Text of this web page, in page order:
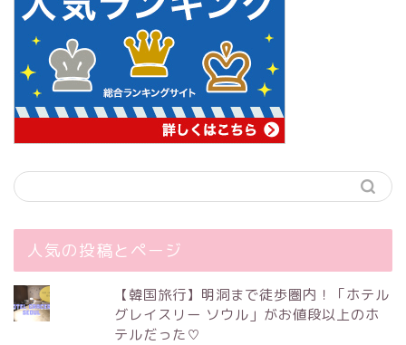
人気の投稿とページ
【韓国旅行】明洞まで徒歩圏内！「ホテル
グレイスリー ソウル」がお値段以上のホ
テルだった♡